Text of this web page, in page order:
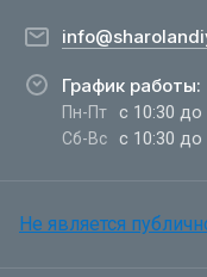
График работы:
Пн-Пт с 10:30 до
Сб-Вс с 10:30 до
Не является